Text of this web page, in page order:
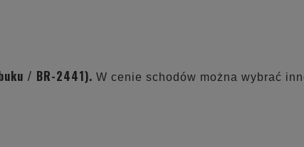
/ BR-2441). W cenie schodów można wybrać